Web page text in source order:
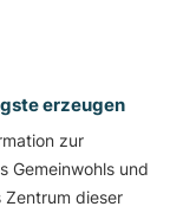
erzeugen
zur
Gemeinwohls und
Zentrum dieser